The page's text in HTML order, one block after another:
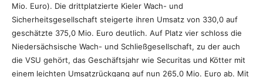
Mio. Euro). Die drittplatzierte Kieler Wach- und
Sicherheitsgesellschaft steigerte ihren Umsatz von 330,0 auf
geschätzte 375,0 Mio. Euro deutlich. Auf Platz vier schloss die
Niedersächsische Wach- und Schließgesellschaft, zu der auch
die VSU gehört, das Geschäftsjahr wie Securitas und Kötter mit
einem leichten Umsatzrückgang auf nun 265,0 Mio. Euro ab. Mit